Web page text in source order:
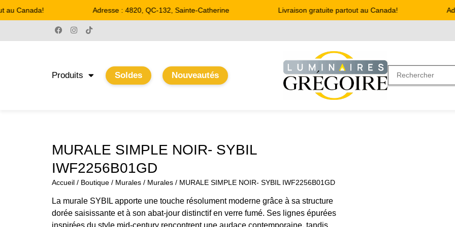
Canada! Adresse : 4820, QC-132, Sainte-Catherine Livraison gratuite partout au Canada!
Produits Soldes Nouveautés
MURALE SIMPLE NOIR- SYBIL
IWF2256B01GD
Accueil / Boutique / Murales / Murales / MURALE SIMPLE NOIR- SYBIL IWF2256B01GD
La murale SYBIL apporte une touche résolument moderne grâce à sa structure
dorée saisissante et à son abat-jour distinctif en verre fumé. Ses lignes épurées